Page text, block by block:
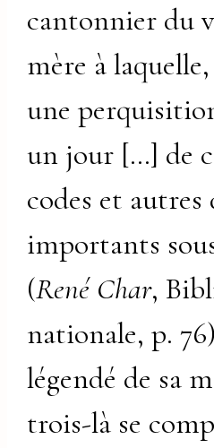
cantonnier du
mère à
une
un jour […] de
codes et
importants
(René Char,
nationale, p.
légendé de sa
trois-là se